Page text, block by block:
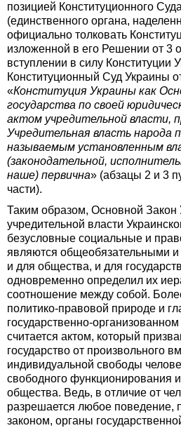
позицией Конституционного
(единственного органа,
официально толковать
изложенной в его Решении от 3
вступлении в силу Конституции
Конституционный Суд Украины
«Конституция Украины как
государства по своей
актом учредительной власти,
Учредительная власть народа
называемым установленным
(законодательной,
наше) первична» (абзацы 2 и 3
части).
Таким образом, Основной Закон
учредительной власти
безусловные социальные и
являются общеобязательными и
и для общества, и для
одновременно определил их
соотношение между собой.
политико-правовой природе и
государственно-
считается актом, который
государство от произвольного
индивидуальной свободы
свободного функционирования
общества. Ведь, в отличие от
разрешается любое поведение,
законом, органы